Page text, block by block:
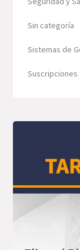
Sin categoría
Sistemas de
Suscripciones